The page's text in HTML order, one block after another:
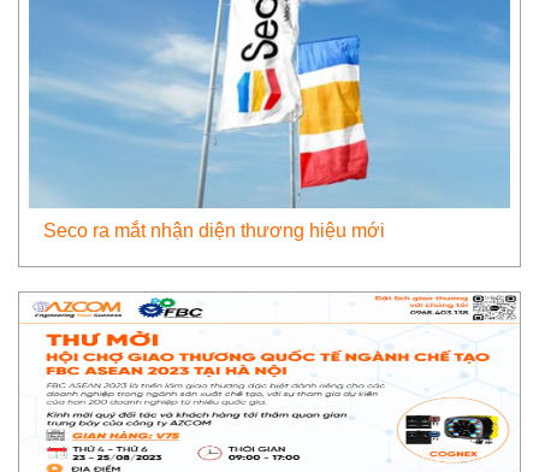
Seco ra mắt nhận diện thương hiệu mới